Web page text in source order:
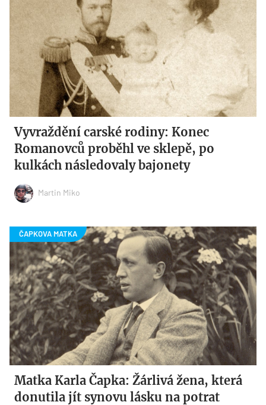
Vyvraždění carské rodiny: Konec
Romanovců proběhl ve sklepě, po
kulkách následovaly bajonety
Martin Miko
Matka Karla Čapka: Žárlivá žena, která
donutila jít synovu lásku na potrat